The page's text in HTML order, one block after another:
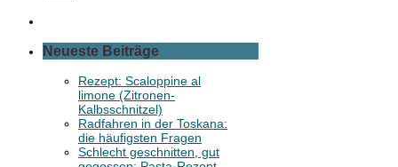
Neueste Beiträge
Rezept: Scaloppine al
limone (Zitronen-
Kalbsschnitzel)
Radfahren in der Toskana:
die häufigsten Fragen
Schlecht geschnitten, gut